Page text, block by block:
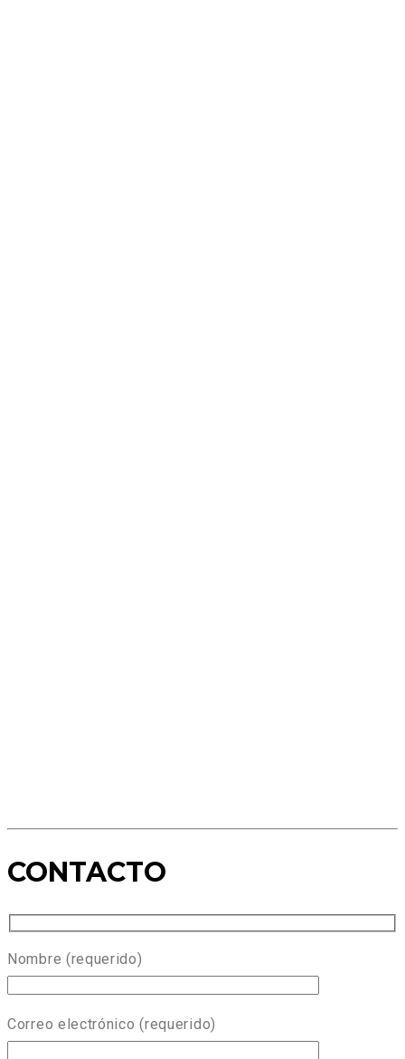
CONTACTO
Nombre (requerido)
Correo electrónico (requerido)